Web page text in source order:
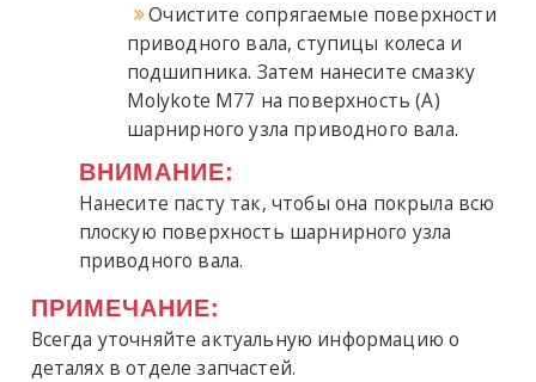
Очистите сопрягаемые поверхности
приводного вала, ступицы колеса и
подшипника. Затем нанесите смазку
Molykote M77 на поверхность (A)
шарнирного узла приводного вала.
ВНИМАНИЕ:
Нанесите пасту так, чтобы она покрыла всю
плоскую поверхность шарнирного узла
приводного вала.
ПРИМЕЧАНИЕ:
Всегда уточняйте актуальную информацию о
деталях в отделе запчастей.